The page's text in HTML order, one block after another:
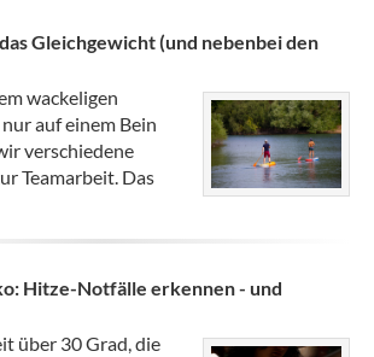
Gleichgewicht (und nebenbei den
wackeligen
auf einem Bein
verschiedene
Teamarbeit. Das
Hitze-Notfälle erkennen - und
über 30 Grad, die